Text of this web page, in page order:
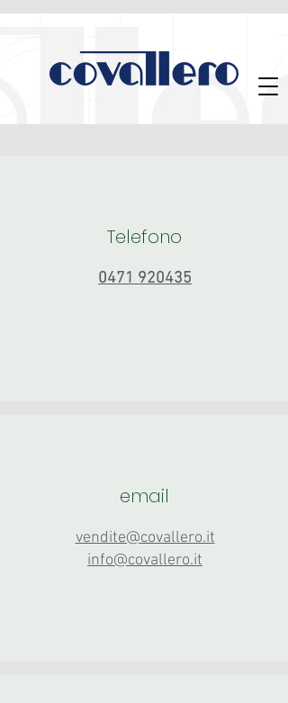
Telefono
0471 920435
email
vendite@covallero.it
info@covallero.it